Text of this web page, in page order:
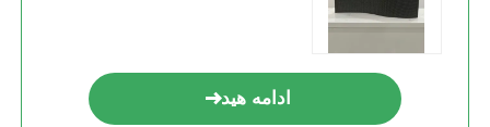
ادامه هید